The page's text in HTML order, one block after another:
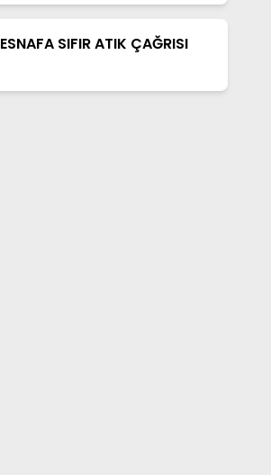
ESNAFA SIFIR ATIK ÇAĞRISI